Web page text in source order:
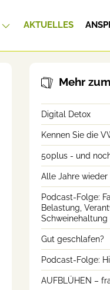
AKTUELLES
Mehr
Digital Detox
Kennen Sie die
50plus - und
Alle Jahre
Podcast-Folge:
Belastung,
Schweinehaltung
Gut geschlafen?
Podcast-Folge:
AUFBLÜHEN –